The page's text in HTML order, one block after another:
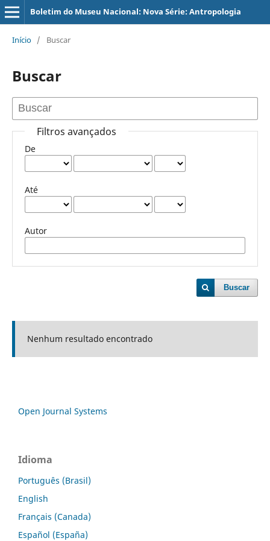
Boletim do Museu Nacional: Nova Série: Antropologia
Início / Buscar
Buscar
Filtros avançados
De
Até
Autor
Buscar
Nenhum resultado encontrado
Open Journal Systems
Idioma
Português (Brasil)
English
Français (Canada)
Español (España)